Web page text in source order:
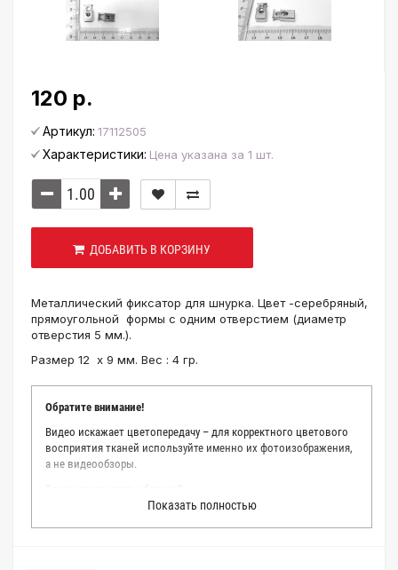
120 р.
Артикул: 17112505
Характеристики: Цена указана за 1 шт.
ДОБАВИТЬ В КОРЗИНУ
Металлический фиксатор для шнурка. Цвет -серебряный,
прямоугольной формы с одним отверстием (диаметр
отверстия 5 мм.).
Размер 12 х 9 мм. Вес : 4 гр.
Обратите внимание!
Видео искажает цветопередачу – для корректного цветового
восприятия тканей используйте именно их фотоизображения,
а не видеообзоры.
Мы делаем все возможное, чтобы точно описать цвет каждой
ткани из нашего каталога. Мы осматриваем и фотографируем
Показать полностью